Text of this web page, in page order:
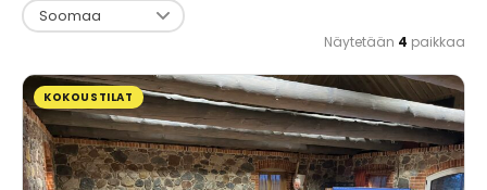
Näytetään 4 paikkaa
KOKOUSTILAT